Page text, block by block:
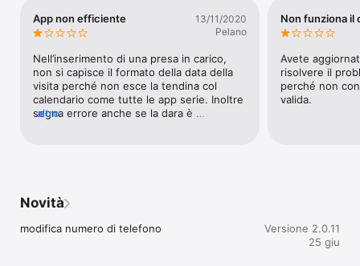
App non efficiente
13/11/2020
Pelano
Nell’inserimento di una presa in carico,
non si capisce il formato della data della
visita perché non esce la tendina col
calendario come tutte le app serie. Inoltre
segna errore anche se la dara è
altro
Non funziona il
Avete
risolvere il
perché non
valida.
Novità
modifica numero di telefono
Versione 2.0.11
25 giu